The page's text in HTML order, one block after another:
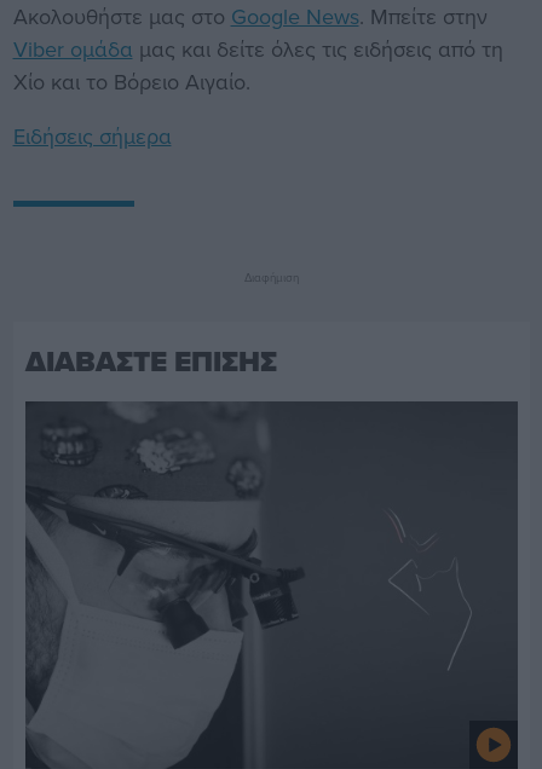
Ακολουθήστε μας στο Google News. Μπείτε στην
Viber ομάδα μας και δείτε όλες τις ειδήσεις από τη
Χίο και το Βόρειο Αιγαίο.
Ειδήσεις σήμερα
Διαφήμιση
ΔΙΑΒΑΣΤΕ ΕΠΙΣΗΣ